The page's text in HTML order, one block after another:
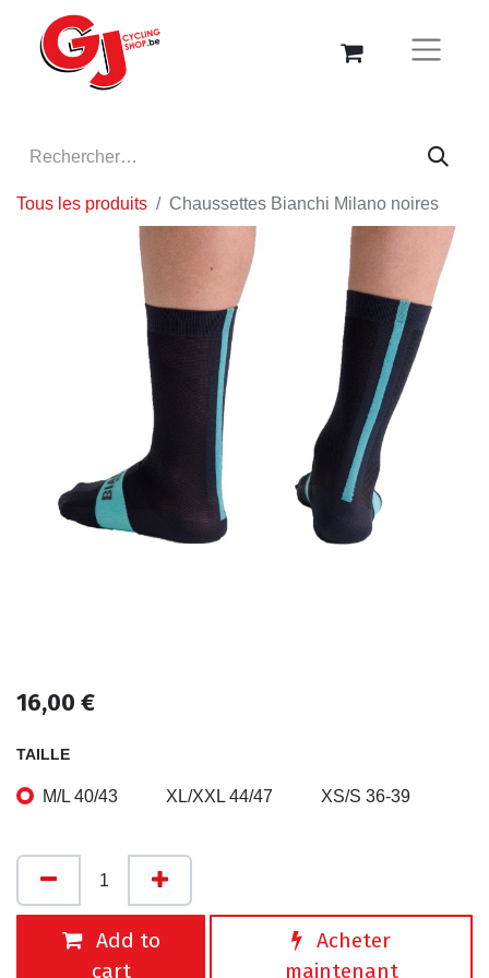
Tous les produits Chaussettes Bianchi Milano noires
16,00 €
TAILLE
M/L 40/43 XL/XXL 44/47 XS/S 36-39
Add to
cart
Acheter
maintenant